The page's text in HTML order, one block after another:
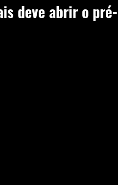
deve abrir o